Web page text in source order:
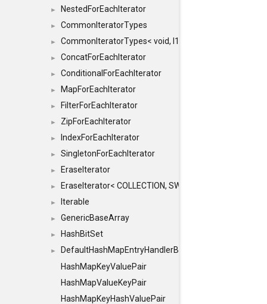
► NestedForEachIterator
► CommonIteratorTypes
► CommonIteratorTypes< void, I1, I2 >
► ConcatForEachIterator
► ConditionalForEachIterator
► MapForEachIterator
► FilterForEachIterator
► ZipForEachIterator
► IndexForEachIterator
► SingletonForEachIterator
► EraseIterator
► EraseIterator< COLLECTION, SWAP_ERASE, false >
► Iterable
► GenericBaseArray
► HashBitSet
►
DefaultHashMapEntryHandlerBase
HashMapKeyValuePair
HashMapValueKeyPair
HashMapKeyHashValuePair